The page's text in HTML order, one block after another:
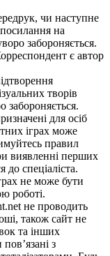
чи наступне
на
забороняється.
є автор
творів
забороняється.
для осіб
іграх може
правил
виявленні перших
до спеціаліста.
не може бути
роботі.
не проводить
також сайт не
та інших
з